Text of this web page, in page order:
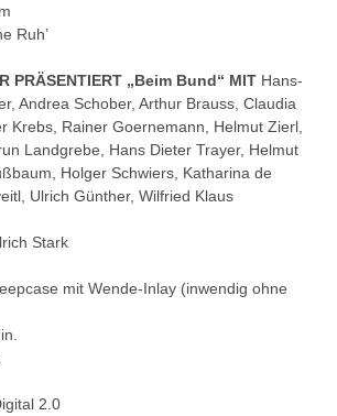
Ruh’
PRÄSENTIERT „Beim Bund“ MIT Hans-
Andrea Schober, Arthur Brauss, Claudia
Krebs, Rainer Goernemann, Helmut Zierl,
Landgrebe, Hans Dieter Trayer, Helmut
Holger Schwiers, Katharina de
Ulrich Günther, Wilfried Klaus
Stark
mit Wende-Inlay (inwendig ohne
2.0